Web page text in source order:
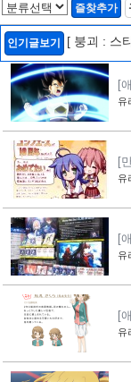
즐찾추가
인기글보기 [ 붕괴 : 스
[
유
[
유
[
유
[
]
유